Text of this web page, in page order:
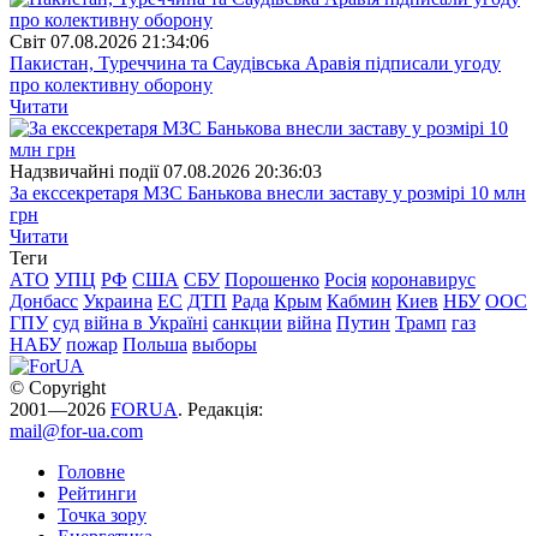
Свiт 07.08.2026 21:34:06
Пакистан, Туреччина та Саудівська Аравія підписали угоду
про колективну оборону
Читати
Надзвичайні події 07.08.2026 20:36:03
За екссекретаря МЗС Банькова внесли заставу у розмірі 10 млн
грн
Читати
Теги
АТО УПЦ РФ США СБУ Порошенко Росія коронавирус
Донбасс Украина ЕС ДТП Рада Крым Кабмин Киев НБУ ООС
ГПУ суд війна в Україні санкции війна Путин Трамп газ
НАБУ пожар Польша выборы
© Copyright
2001—2026 FORUA. Редакція:
mail@for-ua.com
Головне
Рейтинги
Точка зору